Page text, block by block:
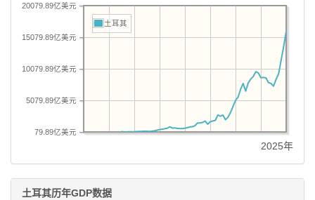
79.89亿美元
5079.89亿美元
10079.89亿美元
15079.89亿美元
20079.89亿美元
土耳其
2025年
土耳其历年GDP数据